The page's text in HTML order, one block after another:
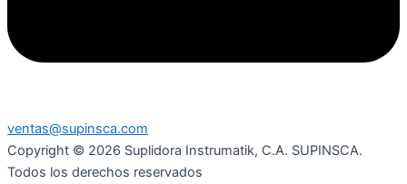
ventas@supinsca.com
Copyright © 2026 Suplidora Instrumatik, C.A. SUPINSCA.
Todos los derechos reservados